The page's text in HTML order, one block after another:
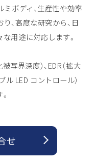
ミボディ、生産性や効率
、高度な研究から、日
用途に対応します。
写界深度）、EDR（拡大
ル LED コントロール）
せ